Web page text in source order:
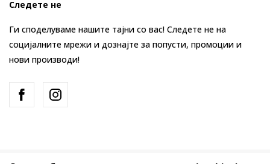
Следете не
Ги споделуваме нашите тајни со вас! Следете не на
социјалните мрежи и дознајте за попусти, промоции и
нови производи!